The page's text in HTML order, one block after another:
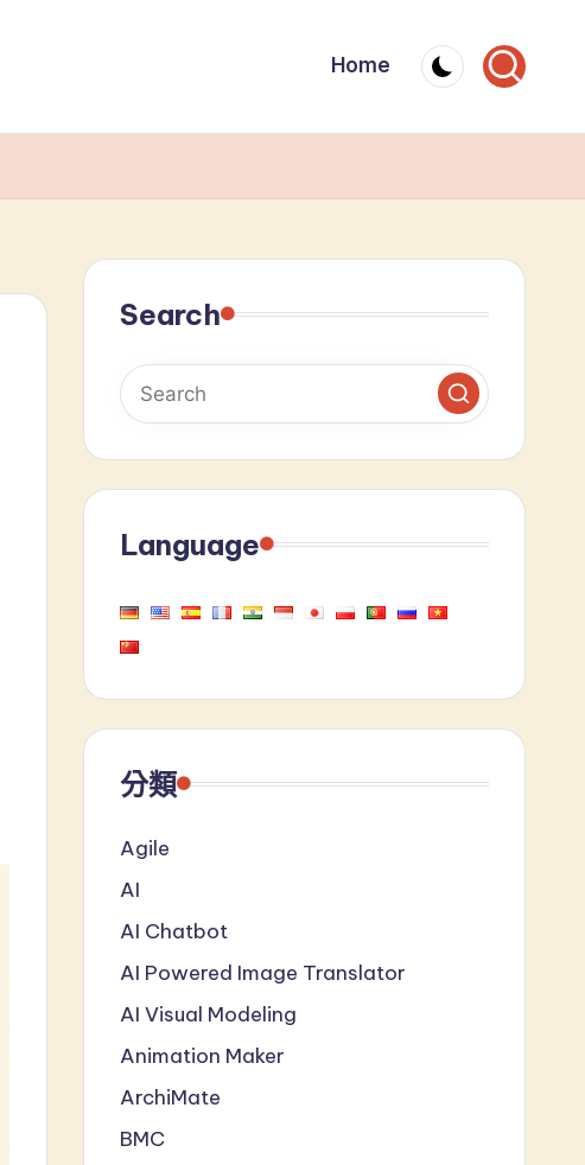
Home
Search
Language
分類
Agile
AI
AI Chatbot
AI Powered Image Translator
AI Visual Modeling
Animation Maker
ArchiMate
BMC